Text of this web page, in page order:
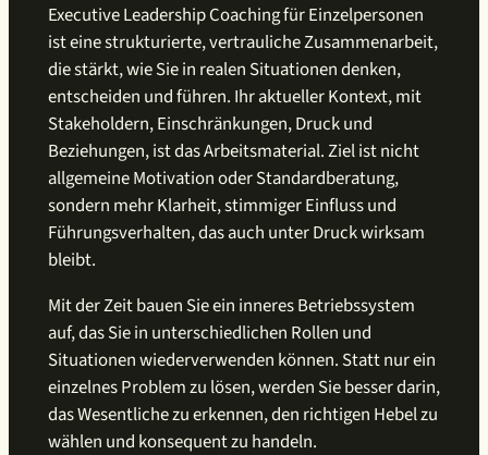
Executive Leadership Coaching für Einzelpersonen
ist eine strukturierte, vertrauliche Zusammenarbeit,
die stärkt, wie Sie in realen Situationen denken,
entscheiden und führen. Ihr aktueller Kontext, mit
Stakeholdern, Einschränkungen, Druck und
Beziehungen, ist das Arbeitsmaterial. Ziel ist nicht
allgemeine Motivation oder Standardberatung,
sondern mehr Klarheit, stimmiger Einfluss und
Führungsverhalten, das auch unter Druck wirksam
bleibt.
Mit der Zeit bauen Sie ein inneres Betriebssystem
auf, das Sie in unterschiedlichen Rollen und
Situationen wiederverwenden können. Statt nur ein
einzelnes Problem zu lösen, werden Sie besser darin,
das Wesentliche zu erkennen, den richtigen Hebel zu
wählen und konsequent zu handeln.